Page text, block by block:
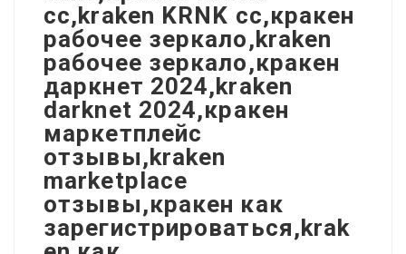
cc,kraken KRNK cc,кракен
рабочее зеркало,kraken
рабочее зеркало,кракен
даркнет 2024,kraken
darknet 2024,кракен
маркетплейс
отзывы,kraken
marketplace
отзывы,кракен как
зарегистрироваться,krak